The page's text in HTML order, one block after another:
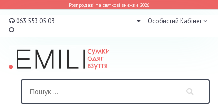
Розпродажі та святкові знижки 2026
063 553 05 03 Особистий Кабінет